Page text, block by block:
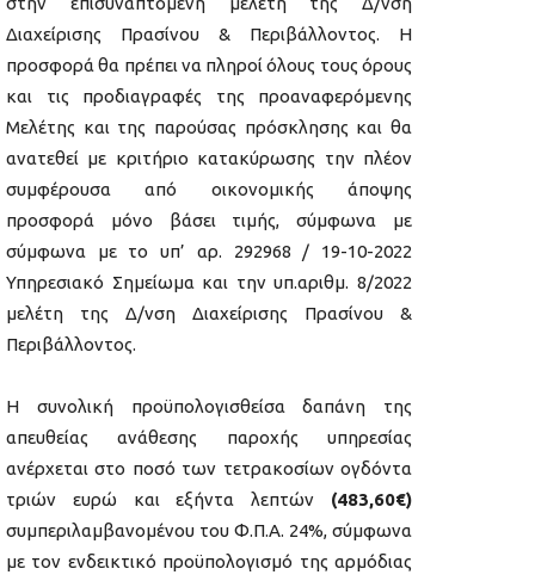
Διαχείρισης Πρασίνου & Περιβάλλοντος. Η
προσφορά θα πρέπει να πληροί όλους τους όρους
και τις προδιαγραφές της προαναφερόμενης
Μελέτης και της παρούσας πρόσκλησης και θα
ανατεθεί με κριτήριο κατακύρωσης την πλέον
συμφέρουσα από οικονομικής άποψης
προσφορά μόνο βάσει τιμής, σύμφωνα με
σύμφωνα με το υπ’ αρ. 292968 / 19-10-2022
Υπηρεσιακό Σημείωμα και την υπ.αριθμ. 8/2022
μελέτη της Δ/νση Διαχείρισης Πρασίνου &
Περιβάλλοντος.
Η συνολική προϋπολογισθείσα δαπάνη της
απευθείας ανάθεσης παροχής υπηρεσίας
ανέρχεται στο ποσό των τετρακοσίων ογδόντα
τριών ευρώ και εξήντα λεπτών (483,60€)
συμπεριλαμβανομένου του Φ.Π.Α. 24%, σύμφωνα
με τον ενδεικτικό προϋπολογισμό της αρμόδιας